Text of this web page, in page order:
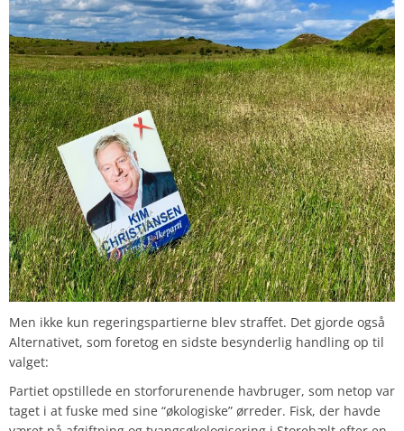
Men ikke kun regeringspartierne blev straffet. Det gjorde også
Alternativet, som foretog en sidste besynderlig handling op til
valget:
Partiet opstillede en storforurenende havbruger, som netop var
taget i at fuske med sine “økologiske” ørreder. Fisk, der havde